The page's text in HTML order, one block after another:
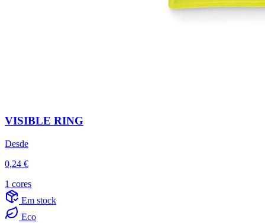
VISIBLE RING
Desde
0,24 €
1 cores
Em stock
Eco